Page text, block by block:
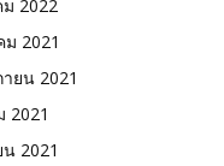
2022
2021
ยน 2021
2021
2021